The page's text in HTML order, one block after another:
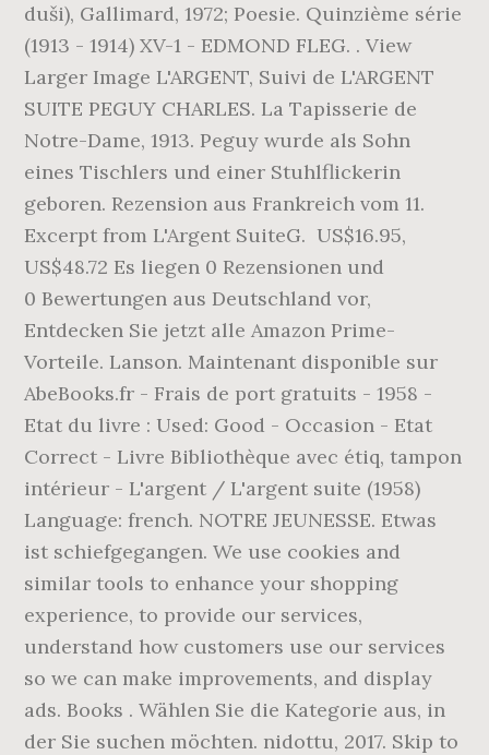
duši), Gallimard, 1972; Poesie. Quinzième série
(1913 - 1914) XV-1 - EDMOND FLEG. . View
Larger Image L'ARGENT, Suivi de L'ARGENT
SUITE PEGUY CHARLES. La Tapisserie de
Notre-Dame, 1913. Peguy wurde als Sohn
eines Tischlers und einer Stuhlflickerin
geboren. Rezension aus Frankreich vom 11.
Excerpt from L'Argent SuiteG. US$16.95,
US$48.72 Es liegen 0 Rezensionen und
0 Bewertungen aus Deutschland vor,
Entdecken Sie jetzt alle Amazon Prime-
Vorteile. Lanson. Maintenant disponible sur
AbeBooks.fr - Frais de port gratuits - 1958 -
Etat du livre : Used: Good - Occasion - Etat
Correct - Livre Bibliothèque avec étiq, tampon
intérieur - L'argent / L'argent suite (1958)
Language: french. NOTRE JEUNESSE. Etwas
ist schiefgegangen. We use cookies and
similar tools to enhance your shopping
experience, to provide our services,
understand how customers use our services
so we can make improvements, and display
ads. Books . Wählen Sie die Kategorie aus, in
der Sie suchen möchten. nidottu, 2017. Skip to